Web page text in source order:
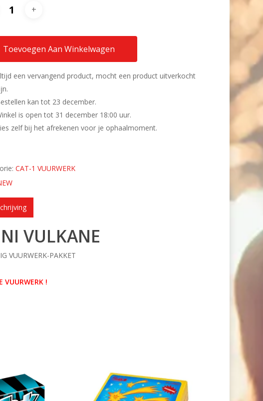
Toevoegen Aan Winkelwagen
een vervangend product, mocht een product uitverkocht
kan tot 23 december.
is open tot 31 december 18:00 uur.
zelf bij het afrekenen voor je ophaalmoment.
CAT-1 VUURWERK
VULKANE
VUURWERK-PAKKET
VUURWERK !